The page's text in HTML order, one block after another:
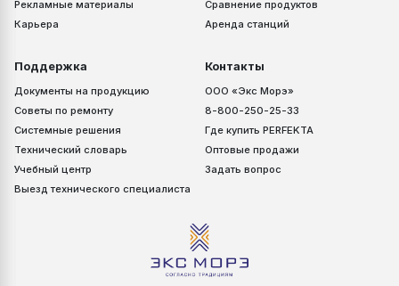
Рекламные материалы
Карьера
Сравнение продуктов
Аренда станций
Поддержка
Документы на продукцию
Советы по ремонту
Системные решения
Технический словарь
Учебный центр
Выезд технического специалиста
Контакты
ООО «Экс Морэ»
8-800-250-25-33
Где купить PERFEKTA
Оптовые продажи
Задать вопрос